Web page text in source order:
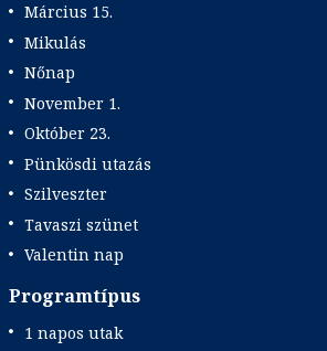
Március 15.
Mikulás
Nőnap
November 1.
Október 23.
Pünkösdi utazás
Szilveszter
Tavaszi szünet
Valentin nap
Programtípus
1 napos utak